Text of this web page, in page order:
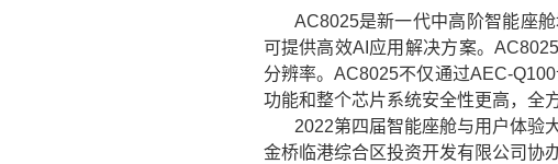
AC8025是新一代中高阶智能座
可提供高效AI应用解决方案。
分辨率。AC8025不仅通过AEC-
功能和整个芯片系统安全性更高，全
2022第四届智能座舱与用户体验
金桥临港综合区投资开发有限公司协